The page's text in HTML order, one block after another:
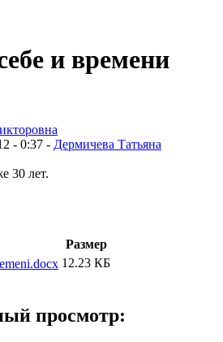
и времени
- 0:37 - Дермичева Татьяна
30 лет.
Размер
12.23 КБ
просмотр: